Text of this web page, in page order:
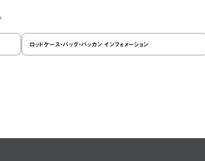
ロッドケース・バッグ・バッカン インフォメーション